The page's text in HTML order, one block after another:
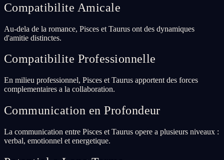
Compatibilite Amicale
Au-dela de la romance, Pisces et Taurus ont des dynamiques
d'amitie distinctes.
Compatibilite Professionnelle
En milieu professionnel, Pisces et Taurus apportent des forces
complementaires a la collaboration.
Communication en Profondeur
La communication entre Pisces et Taurus opere a plusieurs niveaux :
verbal, emotionnel et energetique.